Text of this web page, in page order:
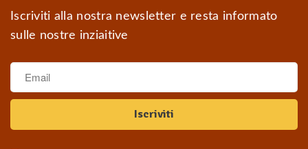
Iscriviti alla nostra newsletter e resta informato
sulle nostre inziaitive